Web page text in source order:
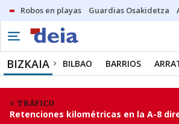
Robos en playas Guardias Osakidetza
BIZKAIA BILBAO BARRIOS
TRÁFICO
Retenciones kilométricas en la A-8